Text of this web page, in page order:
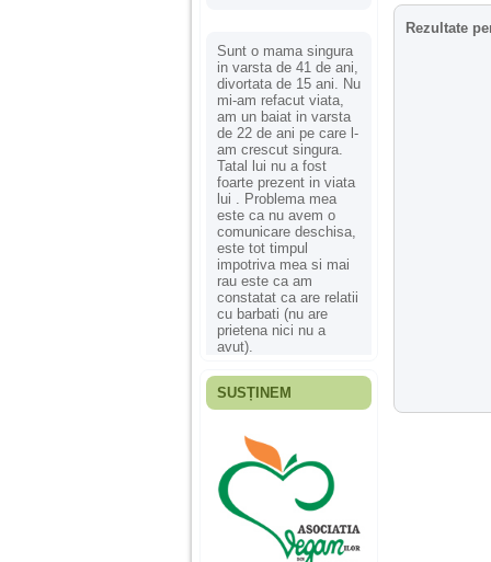
Sunt o mama singura
in varsta de 41 de ani,
divortata de 15 ani. Nu
mi-am refacut viata,
am un baiat in varsta
de 22 de ani pe care l-
am crescut singura.
Tatal lui nu a fost
foarte prezent in viata
lui . Problema mea
este ca nu avem o
comunicare deschisa,
este tot timpul
impotriva mea si mai
rau este ca am
constatat ca are relatii
cu barbati (nu are
prietena nici nu a
avut).
Fiica mea s-a nascut
ani, privind in urma
realizez cat de multe
greseli am facut in
educatia si cresterea
ei, am fost o mama
egoista, preocupata
de implinirea
profesionala, cand ea
SUSȚINEM
Rezultate